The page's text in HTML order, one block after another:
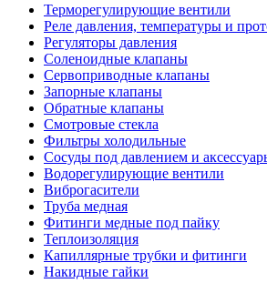
Терморегулирующие вентили
Реле давления, температуры и
Регуляторы давления
Соленоидные клапаны
Сервоприводные клапаны
Запорные клапаны
Обратные клапаны
Смотровые стекла
Фильтры холодильные
Сосуды под давлением и
Водорегулирующие вентили
Виброгасители
Труба медная
Фитинги медные под пайку
Теплоизоляция
Капиллярные трубки и фитинги
Накидные гайки